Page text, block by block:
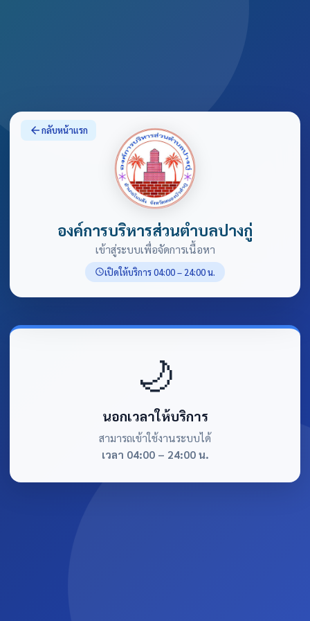
arrow_backกลับหน้าแรก
องค์การบริหารส่วนตำบลปางกู่
เข้าสู่ระบบเพื่อจัดการเนื้อหา
scheduleเปิดให้บริการ 04:00 – 24:00 น.
🌙
นอกเวลาให้บริการ
สามารถเข้าใช้งานระบบได้
เวลา 04:00 – 24:00 น.